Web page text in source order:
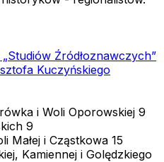
Źródłoznawczych”
Kuczyńskiego
i Woli Oporowskiej 9
9
Małej i Cząstkowa 15
Kamiennej i Golędzkiego